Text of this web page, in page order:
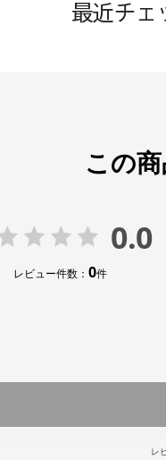
最近チェ
この
0.0
レビュー件数： 0件
レ